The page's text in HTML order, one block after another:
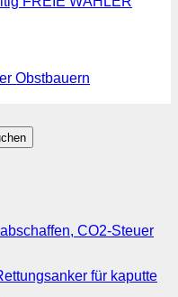
Obstbauern
CO2-Steuer
für kaputte